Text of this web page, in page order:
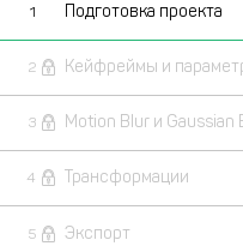
1 Подготовка проекта
2 Кейфреймы и
3 Motion Blur и Gaussian
4 Трансформации
5 Экспорт